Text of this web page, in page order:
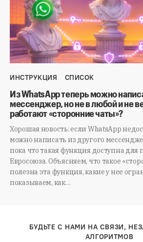
ИНСТРУКЦИЯ СПИСОК
Из WhatsApp теперь можно
мессенджер, но не в любой и не
работают «сторонние чаты»?
Хорошая новость: если WhatsApp
можно написать из другого
пока что такая функция доступна для
Евросоюза. Объясняем, что такое
полезна эта функция, какие у нее
показываем, как…
БУДЬТЕ С НАМИ НА СВЯЗИ,
АЛГОРИТМОВ